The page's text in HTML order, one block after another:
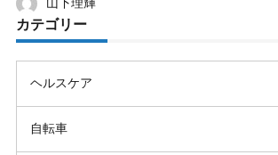
山下理輝
カテゴリー
ヘルスケア
自転車